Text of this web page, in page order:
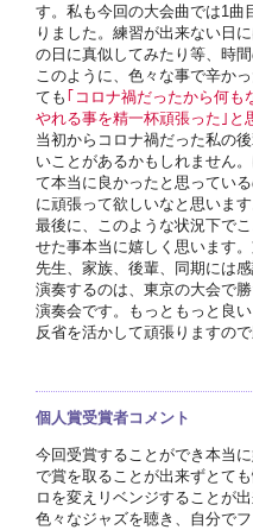
す。私も今回の大会曲では1曲
りました。練習が出来ない日
の日に真似してみたり等、時
このように、色々な事で辛か
ても
｢コロナ禍だったから何
やれる事を精一杯頑張った｣と
当初からコロナ禍だった私の
いことがあるかもしれません
て本当に良かったと思ってい
に頑張って欲しいなと思います
最後に、このような状況下で
せた事本当に嬉しく思います
先生、家族、後輩、同期には
演奏するのは、東京の大会で
演奏会です。もっともっと良
反省を活かして頑張りますの
個人賞受賞者コメント
今回受賞することができ本当
で賞を取ることが出来ずとて
ロを変えリベンジすることが
色々なジャズを聴き、自分で